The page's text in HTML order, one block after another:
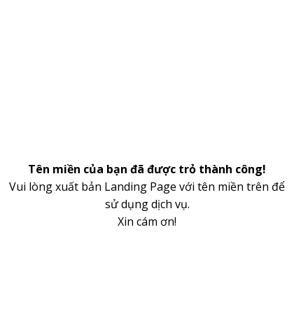
Tên miền của bạn đã được trỏ thành công!
Vui lòng xuất bản Landing Page với tên miền trên để
sử dụng dịch vụ.
Xin cám ơn!